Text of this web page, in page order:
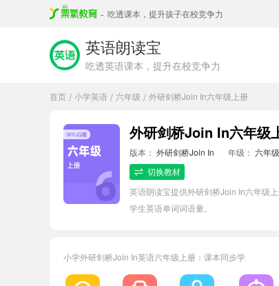
- 吃透课本，提升孩子在校竞争力
英语朗读宝
吃透英语课本，提升在校竞争力
首页 / 小学英语 / 六年级 / 外研剑桥Join In六年级上册
外研剑桥Join In六年级
版本： 外研剑桥Join In 年级： 六年
切换教材
英语朗读宝提供外研剑桥Join In六年级
学生英语单词词语量。
小学外研剑桥Join In英语六年级上册：课本同步学